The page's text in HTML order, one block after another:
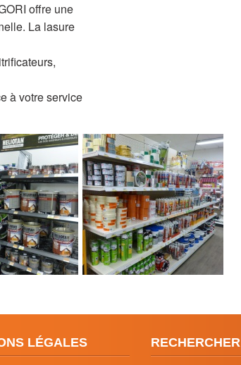
offre une
La lasure
à votre service
LÉGALES RECHERCHER